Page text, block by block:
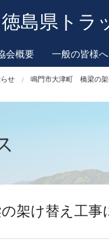
島県トラ
会概要 一般の皆様へ
せ 鳴門市大津町 橋梁の架
架け替え工事